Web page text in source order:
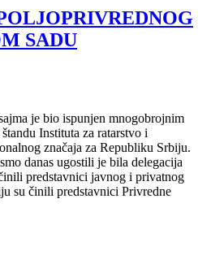
SADU
je bio ispunjen mnogobrojnim
Instituta za ratarstvo i
značaja za Republiku Srbiju.
danas ugostili je bila delegacija
predstavnici javnog i privatnog
su činili predstavnici Privredne